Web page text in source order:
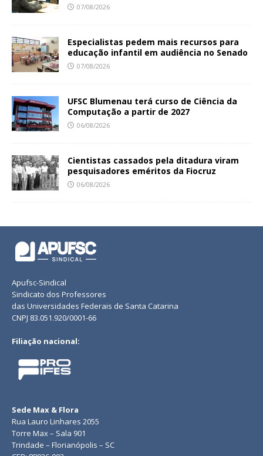
07/08/2026
Especialistas pedem mais recursos para
educação infantil em audiência no Senado
07/08/2026
UFSC Blumenau terá curso de Ciência da
Computação a partir de 2027
06/08/2026
Cientistas cassados pela ditadura viram
pesquisadores eméritos da Fiocruz
06/08/2026
Apufsc-Sindical
Sindicato dos Professores
das Universidades Federais de Santa Catarina
CNPJ 83.051.920/0001-66
Filiação nacional:
Sede Max & Flora
Rua Lauro Linhares 2055
Torre Max – Sala 901
Trindade – Florianópolis – SC